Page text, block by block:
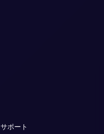
サポート